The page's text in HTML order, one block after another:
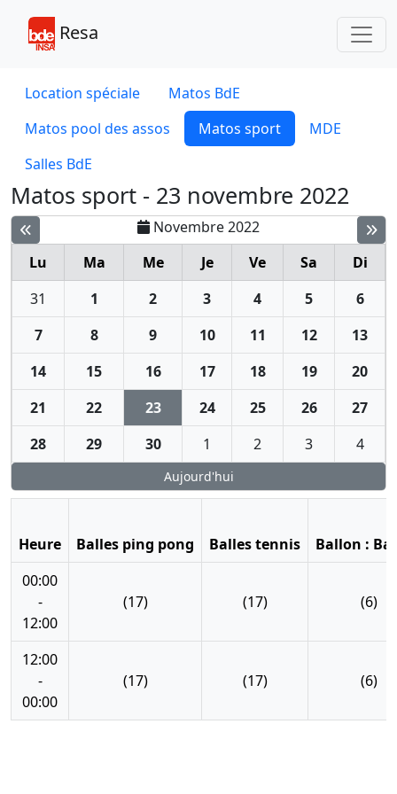
Resa
Location spéciale
Matos BdE
Matos pool des assos
Matos sport
MDE
Salles BdE
Matos sport - 23 novembre 2022
Novembre 2022
Lu
Ma Me Je Ve Sa
Di
31
1 2 3 4 5
6
7
8 9 10 11 12
13
14
15 16 17 18 19
20
21
22 23 24 25 26
27
28
29 30 1 2 3 4
Aujourd'hui
Heure Balles ping pong Balles tennis
Ballon :
00:00
-
12:00
(17) (17) (6)
12:00
-
00:00
(17) (17) (6)